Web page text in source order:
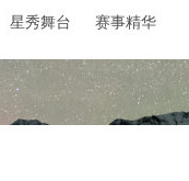
星秀舞台 赛事精华